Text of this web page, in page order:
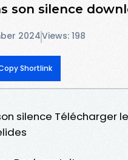
son silence
2024Views: 198
Shortlink
silence Télécharger